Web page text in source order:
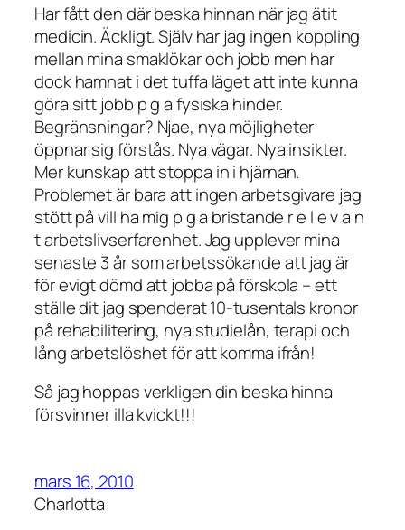
Har fått den där beska hinnan när jag ätit
medicin. Äckligt. Själv har jag ingen koppling
mellan mina smaklökar och jobb men har
dock hamnat i det tuffa läget att inte kunna
göra sitt jobb p g a fysiska hinder.
Begränsningar? Njae, nya möjligheter
öppnar sig förstås. Nya vägar. Nya insikter.
Mer kunskap att stoppa in i hjärnan.
Problemet är bara att ingen arbetsgivare jag
stött på vill ha mig p g a bristande r e l e v a n
t arbetslivserfarenhet. Jag upplever mina
senaste 3 år som arbetssökande att jag är
för evigt dömd att jobba på förskola – ett
ställe dit jag spenderat 10-tusentals kronor
på rehabilitering, nya studielån, terapi och
lång arbetslöshet för att komma ifrån!
Så jag hoppas verkligen din beska hinna
försvinner illa kvickt!!!
mars 16, 2010
Charlotta